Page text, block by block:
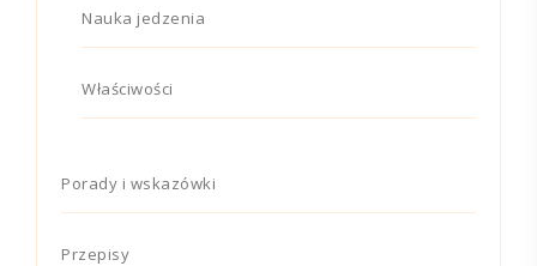
Nauka jedzenia
Właściwości
Porady i wskazówki
Przepisy